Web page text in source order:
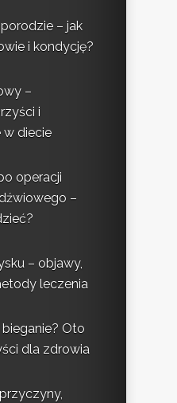
– jak
i kondycję?
–
i
w diecie
operacji
–
– objawy,
leczenia
Oto
dla zdrowia